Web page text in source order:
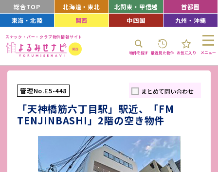
総合TOP 北海道・東北 北関東・甲信越
首都圏
東海・北陸
関西 中四国 九州・沖縄
スナック・バー・クラブ物件情報サイト
物件を探す 最近見た物件 お気に入り メニュー
管理No.E5-448 まとめて問い合わせ
「天神橋筋六丁目駅」駅近、「FM
TENJINBASHI」2階の空き物件